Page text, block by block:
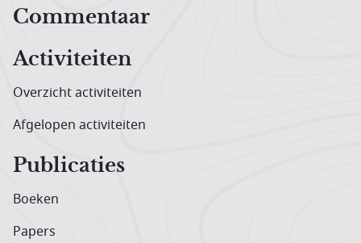
Hoofdnavigatiemenu
Commentaar
Activiteiten
Overzicht activiteiten
Afgelopen activiteiten
Publicaties
Boeken
Papers